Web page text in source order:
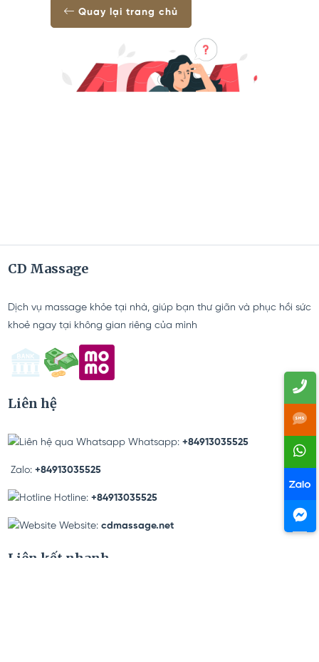
Quay lại trang chủ
CD Massage
Dịch vụ massage khỏe tại nhà, giúp bạn thư giãn và phục hồi sức
khoẻ ngay tại không gian riêng của mình
Liên hệ
Whatsapp: +84913035525
Zalo: +84913035525
Hotline: +84913035525
Website: cdmassage.net
Liên kết nhanh